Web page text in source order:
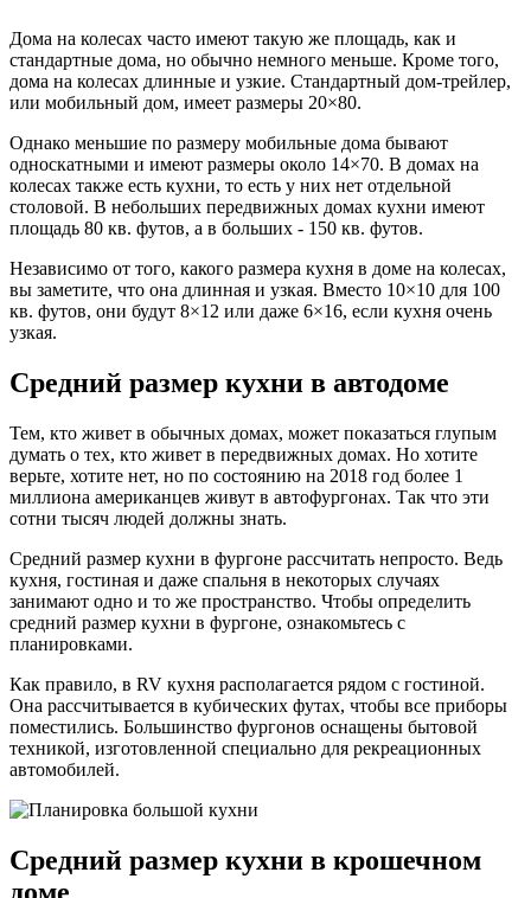
Дома на колесах часто имеют такую же площадь, как и
стандартные дома, но обычно немного меньше. Кроме того,
дома на колесах длинные и узкие. Стандартный дом-трейлер,
или мобильный дом, имеет размеры 20×80.
Однако меньшие по размеру мобильные дома бывают
односкатными и имеют размеры около 14×70. В домах на
колесах также есть кухни, то есть у них нет отдельной
столовой. В небольших передвижных домах кухни имеют
площадь 80 кв. футов, а в больших - 150 кв. футов.
Независимо от того, какого размера кухня в доме на колесах,
вы заметите, что она длинная и узкая. Вместо 10×10 для 100
кв. футов, они будут 8×12 или даже 6×16, если кухня очень
узкая.
Средний размер кухни в автодоме
Тем, кто живет в обычных домах, может показаться глупым
думать о тех, кто живет в передвижных домах. Но хотите
верьте, хотите нет, но по состоянию на 2018 год более 1
миллиона американцев живут в автофургонах. Так что эти
сотни тысяч людей должны знать.
Средний размер кухни в фургоне рассчитать непросто. Ведь
кухня, гостиная и даже спальня в некоторых случаях
занимают одно и то же пространство. Чтобы определить
средний размер кухни в фургоне, ознакомьтесь с
планировками.
Как правило, в RV кухня располагается рядом с гостиной.
Она рассчитывается в кубических футах, чтобы все приборы
поместились. Большинство фургонов оснащены бытовой
техникой, изготовленной специально для рекреационных
автомобилей.
Средний размер кухни в крошечном
доме